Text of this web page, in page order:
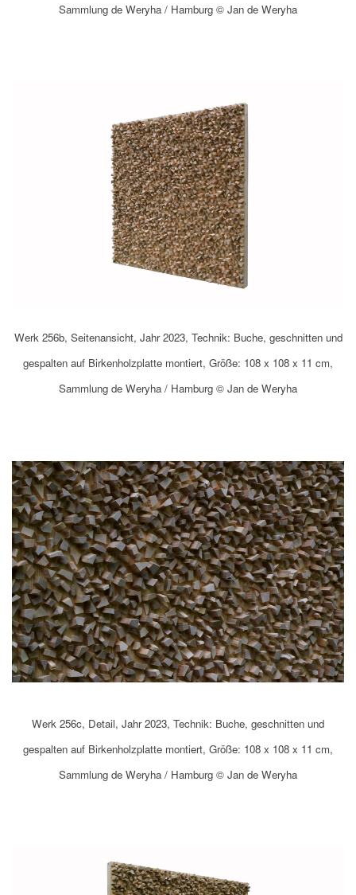
Sammlung de Weryha / Hamburg © Jan de Weryha
Werk 256b, Seitenansicht, Jahr 2023, Technik: Buche, geschnitten und
gespalten auf Birkenholzplatte montiert, Größe: 108 x 108 x 11 cm,
Sammlung de Weryha / Hamburg © Jan de Weryha
Werk 256c, Detail, Jahr 2023, Technik: Buche, geschnitten und
gespalten auf Birkenholzplatte montiert, Größe: 108 x 108 x 11 cm,
Sammlung de Weryha / Hamburg © Jan de Weryha